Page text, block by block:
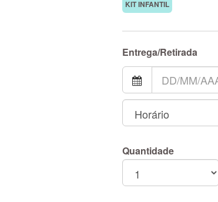
KIT INFANTIL
Entrega/Retirada
Quantidade